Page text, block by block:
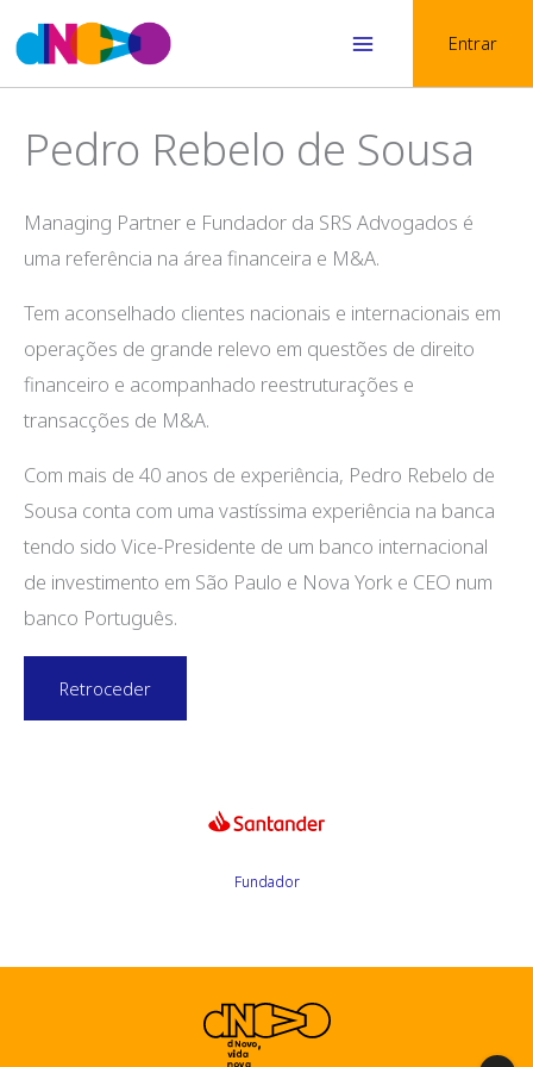
to
content
Entrar
Pedro Rebelo de Sousa
Managing Partner e Fundador da SRS Advogados é
uma referência na área financeira e M&A.
Tem aconselhado clientes nacionais e internacionais em
operações de grande relevo em questões de direito
financeiro e acompanhado reestruturações e
transacções de M&A.
Com mais de 40 anos de experiência, Pedro Rebelo de
Sousa conta com uma vastíssima experiência na banca
tendo sido Vice-Presidente de um banco internacional
de investimento em São Paulo e Nova York e CEO num
banco Português.
Retroceder
Fundador